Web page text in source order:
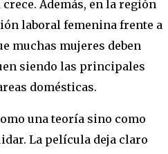
Además, en la región
laboral femenina frente a
muchas mujeres deben
siendo las principales
domésticas.
una teoría sino como
La película deja claro